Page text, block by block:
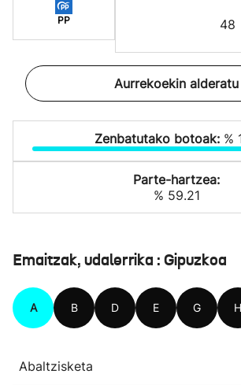
PP 48
Aurrekoekin alderatu
Zenbatutako botoak: %
Parte-hartzea:
% 59.21
Emaitzak, udalerrika : Gipuzkoa
A B D E G H
Abaltzisketa